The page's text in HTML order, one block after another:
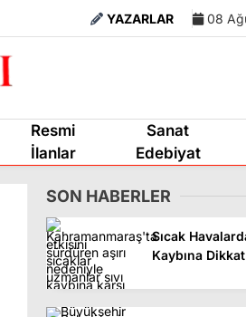
YAZARLAR 08
Resmi
İlanlar
Sanat
Edebiyat
SON HABERLER
Sıcak
Kaybına